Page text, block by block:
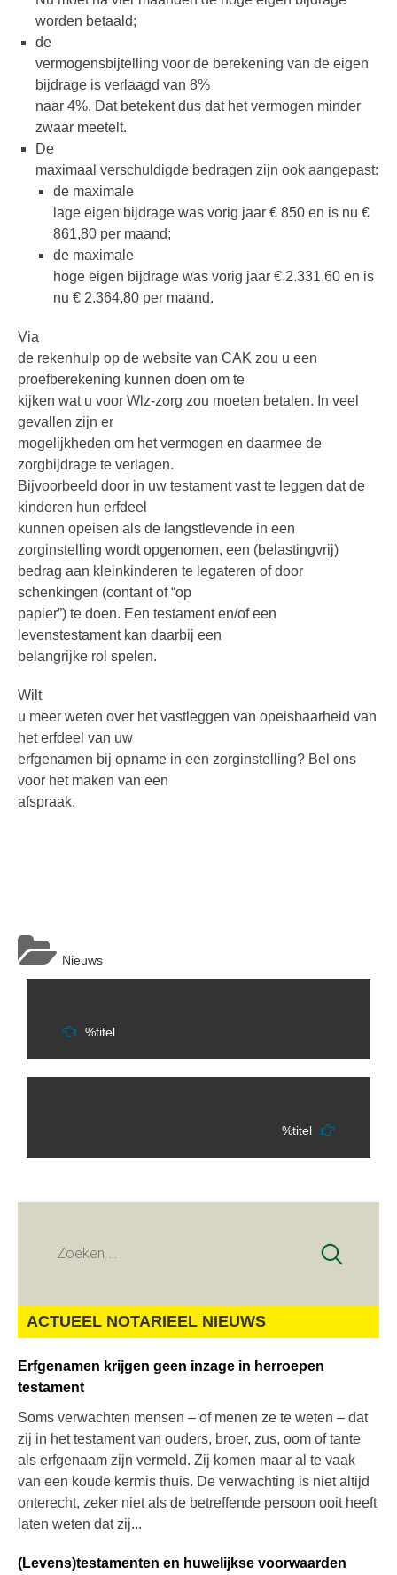
worden betaald;
de
vermogensbijtelling voor de berekening van de eigen
bijdrage is verlaagd van 8%
naar 4%. Dat betekent dus dat het vermogen minder
zwaar meetelt.
De
maximaal verschuldigde bedragen zijn ook aangepast:
de maximale
lage eigen bijdrage was vorig jaar € 850 en is nu €
861,80 per maand;
de maximale
hoge eigen bijdrage was vorig jaar € 2.331,60 en is
nu € 2.364,80 per maand.
Via
de rekenhulp op de website van CAK zou u een
proefberekening kunnen doen om te
kijken wat u voor Wlz-zorg zou moeten betalen. In veel
gevallen zijn er
mogelijkheden om het vermogen en daarmee de
zorgbijdrage te verlagen.
Bijvoorbeeld door in uw testament vast te leggen dat de
kinderen hun erfdeel
kunnen opeisen als de langstlevende in een
zorginstelling wordt opgenomen, een (belastingvrij)
bedrag aan kleinkinderen te legateren of door
schenkingen (contant of “op
papier”) te doen. Een testament en/of een
levenstestament kan daarbij een
belangrijke rol spelen.
Wilt
u meer weten over het vastleggen van opeisbaarheid van
het erfdeel van uw
erfgenamen bij opname in een zorginstelling? Bel ons
voor het maken van een
afspraak.
Nieuws
Berichtnavigatie
%titel
%titel
Zoeken
ACTUEEL NOTARIEEL NIEUWS
Erfgenamen krijgen geen inzage in herroepen
testament
Soms verwachten mensen – of menen ze te weten – dat
zij in het testament van ouders, broer, zus, oom of tante
als erfgenaam zijn vermeld. Zij komen maar al te vaak
van een koude kermis thuis. De verwachting is niet altijd
onterecht, zeker niet als de betreffende persoon ooit heeft
laten weten dat zij...
(Levens)testamenten en huwelijkse voorwaarden